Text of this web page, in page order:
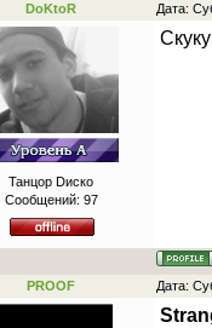
DoKtoR Дата:
Танцор Dиско
Сообщений: 97
PROOF Дата: